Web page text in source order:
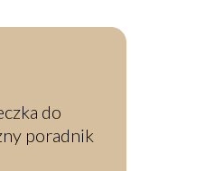
do
poradnik